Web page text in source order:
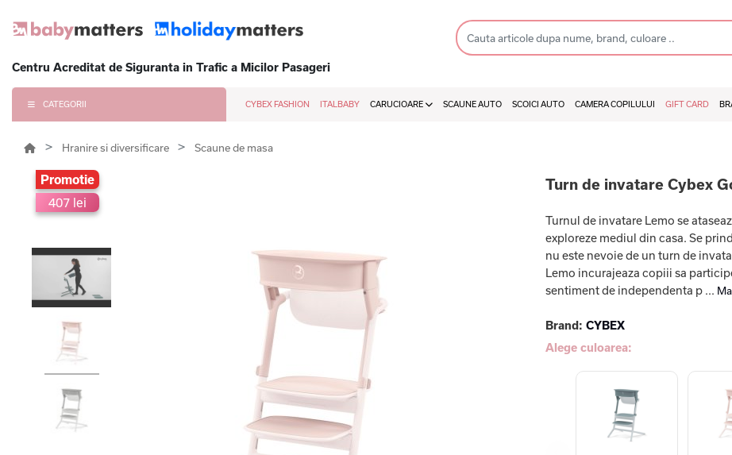
Centru Acreditat de Siguranta in Trafic a Micilor Pasageri
CATEGORII CYBEX FASHION ITALBABY CARUCIOARE SCAUNE AUTO SCOICI AUTO CAMERA COPILULUI GIFT CARD
Hranire si diversificare Scaune de masa
Promotie
407 lei
Turn de invatare Cybex
Turnul de invatare Lemo se
exploreze mediul din casa. Se
nu este nevoie de un turn de
Lemo incurajeaza copiii sa
sentiment de independenta p ...
Brand: CYBEX
Alege culoarea: